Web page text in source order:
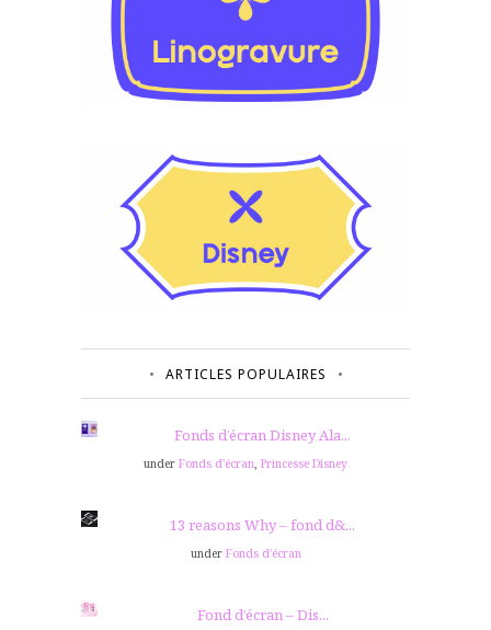
ARTICLES POPULAIRES
Fonds d’écran Disney Ala...
under Fonds d'écran, Princesse Disney
13 reasons Why – fond d&...
under Fonds d'écran
Fond d’écran – Dis...